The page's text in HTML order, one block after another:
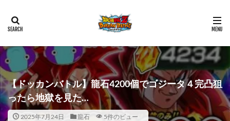
【ドッカンバトル】龍石4200個でゴジータ４完凸狙
ったら地獄を見た…
2025年7月24日 龍石 5件のビュー